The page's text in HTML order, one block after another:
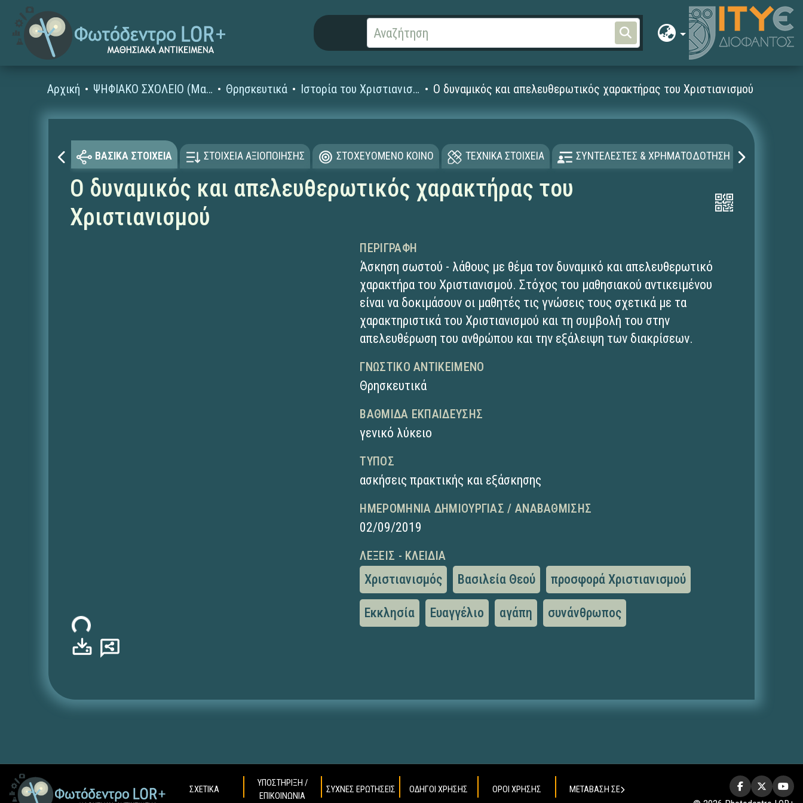
Αρχική ΨΗΦΙΑΚΟ ΣΧΟΛΕΙΟ (Μαθησιακά Αντικείμενα) Θρησκευτικά Ιστορία του Χριστιανισμού Ο δυναμικός και απελευθερωτικός χαρακτήρας του Χριστιανισμού
ΒΑΣΙΚΑ ΣΤΟΙΧΕΙΑ ΣΤΟΙΧΕΙΑ ΑΞΙΟΠΟΙΗΣΗΣ ΣΤΟΧΕΥΟΜΕΝΟ ΚΟΙΝΟ ΤΕΧΝΙΚΑ ΣΤΟΙΧΕΙΑ ΣΥΝΤΕΛΕΣΤΕΣ & ΧΡΗΜΑΤΟΔΟΤΗΣΗ
Ο δυναμικός και απελευθερωτικός χαρακτήρας του
Χριστιανισμού
Φόρτωση...
ΠΕΡΙΓΡΑΦΉ
Άσκηση σωστού - λάθους με θέμα τον δυναμικό και απελευθερωτικό
χαρακτήρα του Χριστιανισμού. Στόχος του μαθησιακού αντικειμένου
είναι να δοκιμάσουν οι μαθητές τις γνώσεις τους σχετικά με τα
χαρακτηριστικά του Χριστιανισμού και τη συμβολή του στην
απελευθέρωση του ανθρώπου και την εξάλειψη των διακρίσεων.
ΓΝΩΣΤΙΚΌ ΑΝΤΙΚΕΊΜΕΝΟ
Θρησκευτικά
ΒΑΘΜΊΔΑ ΕΚΠΑΊΔΕΥΣΗΣ
γενικό λύκειο
ΤΎΠΟΣ
ασκήσεις πρακτικής και εξάσκησης
ΗΜΕΡΟΜΗΝΊΑ ΔΗΜΙΟΥΡΓΊΑΣ / ΑΝΑΒΆΘΜΙΣΗΣ
02/09/2019
ΛΈΞΕΙΣ - ΚΛΕΙΔΙΆ
Χριστιανισμός Βασιλεία Θεού προσφορά Χριστιανισμού
Εκκλησία Ευαγγέλιο αγάπη συνάνθρωπος
ΣΧΕΤΙΚΑ
ΥΠΟΣΤΗΡΙΞΗ /
ΕΠΙΚΟΙΝΩΝΙΑ
ΣΥΧΝΕΣ ΕΡΩΤΗΣΕΙΣ ΟΔΗΓΟΙ ΧΡΗΣΗΣ ΟΡΟΙ ΧΡΗΣΗΣ ΜΕΤΑΒΑΣΗ ΣΕ